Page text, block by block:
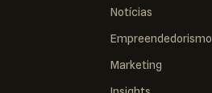
Notícias
Empreendedorismo
Marketing